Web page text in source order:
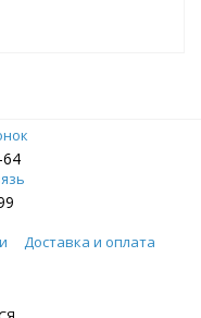
Доставка и оплата